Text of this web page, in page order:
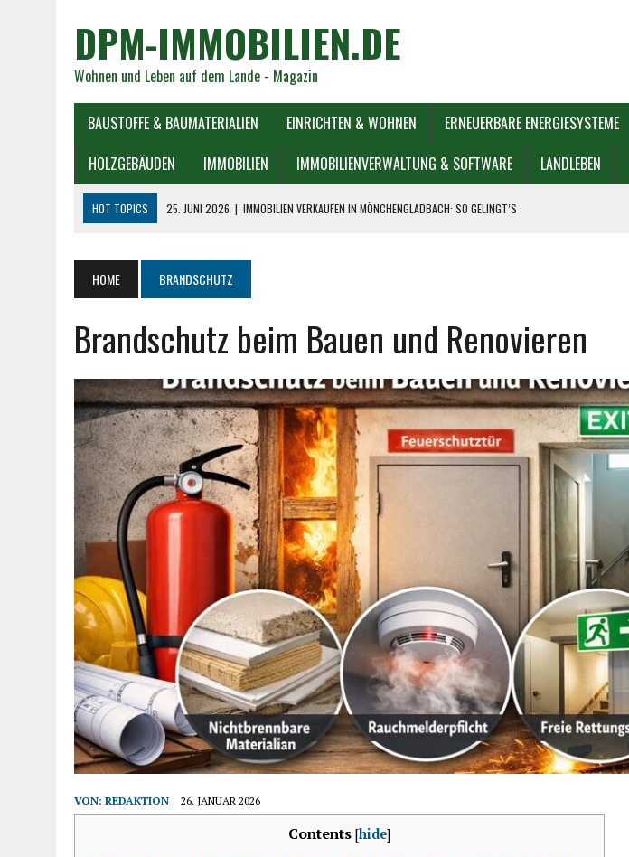
DPM-IMMOBILIEN.DE
Wohnen und Leben auf dem Lande - Magazin
BAUSTOFFE & BAUMATERIALIEN EINRICHTEN & WOHNEN ERNEUERBARE ENERGIESYSTEME
HOLZGEBÄUDEN
IMMOBILIEN IMMOBILIENVERWALTUNG & SOFTWARE LANDLEBEN
HOT TOPICS 25. JUNI 2026 | IMMOBILIEN VERKAUFEN IN MÖNCHENGLADBACH: SO GELINGT’S
25. MAI 2026 | REGIONALMESSE HAUS & GARTEN MITTELRHEIN
4. AUGUST 2026
IMMOBILIENKAUF: WORAUF KÄUFER WIRKLICH ACHTEN SOLLTEN
HOME BRANDSCHUTZ
Brandschutz beim Bauen und Renovieren
VON: REDAKTION 26. JANUAR 2026
Contents [hide]